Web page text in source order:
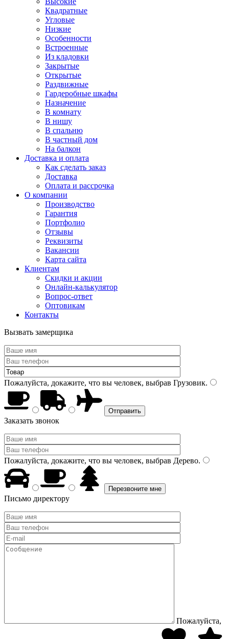
Квадратные
Угловые
Низкие
Особенности
Встроенные
Из кладовки
Закрытые
Открытые
Раздвижные
Гардеробные шкафы
Назначение
В комнату
В нишу
В спальню
В частный дом
На балкон
Доставка и оплата
Как сделать заказ
Доставка
Оплата и рассрочка
О компании
Производство
Гарантия
Портфолио
Отзывы
Реквизиты
Вакансии
Карта сайта
Клиентам
Скидки и акции
Онлайн-калькулятор
Вопрос-ответ
Оптовикам
Контакты
Вызвать замерщика
Пожалуйста, докажите, что вы человек, выбрав Грузовик.
Заказать звонок
Пожалуйста, докажите, что вы человек, выбрав Дерево.
Письмо директору
Пожалуйста,